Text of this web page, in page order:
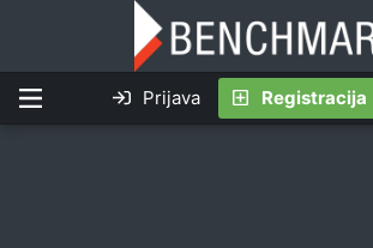
Prijava Registracija